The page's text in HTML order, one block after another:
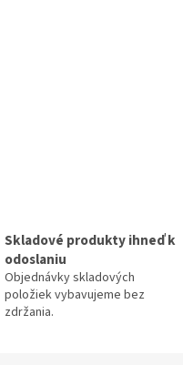
Skladové produkty ihneď k
odoslaniu
Objednávky skladových
položiek vybavujeme bez
zdržania.